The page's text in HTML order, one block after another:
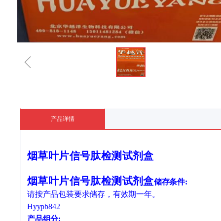
ꁆ
产品详情
烟草叶片信号肽检测试剂盒
烟草叶片信号肽检测试剂盒储存条件:
请按产品包装要求储存，有效期一年。
Hyypb842
产品组分: